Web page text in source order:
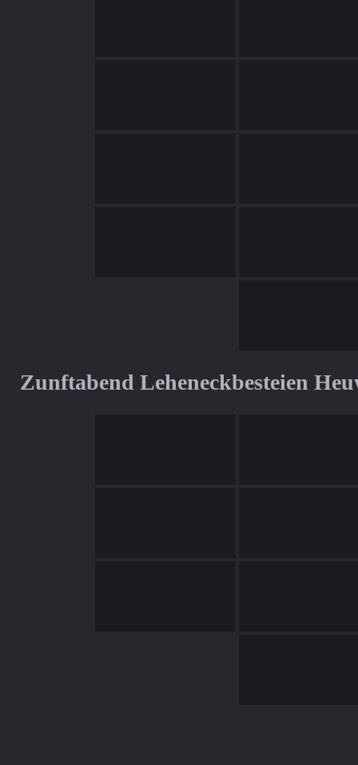
Zunftabend Leheneckbesteien